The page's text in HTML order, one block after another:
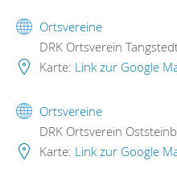
Ortsvereine
DRK Ortsverein
Karte: Link zur Google
Ortsvereine
DRK Ortsverein
Karte: Link zur Google